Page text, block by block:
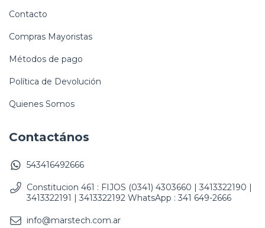
Contacto
Compras Mayoristas
Métodos de pago
Política de Devolución
Quienes Somos
Contactános
543416492666
Constitucion 461 : FIJOS (0341) 4303660 | 3413322190 |
3413322191 | 3413322192 WhatsApp : 341 649-2666
info@marstech.com.ar